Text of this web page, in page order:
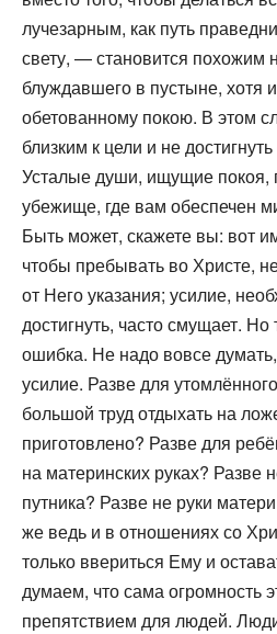
лучезарным, как путь
свету, — становится похожим
блуждавшего в пустыне, хотя
обетованному покою. В этом
близким к цели и не
Усталые души, ищущие покоя,
убежище, где вам обеспечен
Быть может, скажете вы: вот
чтобы пребывать во Христе,
от Него указания; усилие,
достигнуть, часто смущает. Но
ошибка. Не надо вовсе думать,
усилие. Разве для
большой труд отдыхать на
приготовлено? Разве для
на материнских руках? Разве
путника? Разве не руки
же ведь и в отношениях со
только ввериться Ему и
думаем, что сама огромность
препятствием для людей.